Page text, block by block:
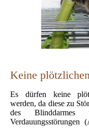
Keine
Es dürfen keine
werden, da diese zu
des
Verdauungsstörungen